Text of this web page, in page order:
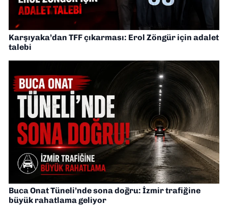
Karşıyaka’dan TFF çıkarması: Erol Zöngür için adalet
talebi
Buca Onat Tüneli’nde sona doğru: İzmir trafiğine
büyük rahatlama geliyor